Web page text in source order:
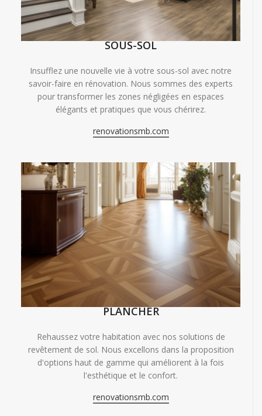
SOUS-SOL
Insufflez une nouvelle vie à votre sous-sol avec notre
savoir-faire en rénovation. Nous sommes des experts
pour transformer les zones négligées en espaces
élégants et pratiques que vous chérirez.
renovationsmb.com
PLANCHER
Rehaussez votre habitation avec nos solutions de
revêtement de sol. Nous excellons dans la proposition
d'options haut de gamme qui améliorent à la fois
l'esthétique et le confort.
renovationsmb.com